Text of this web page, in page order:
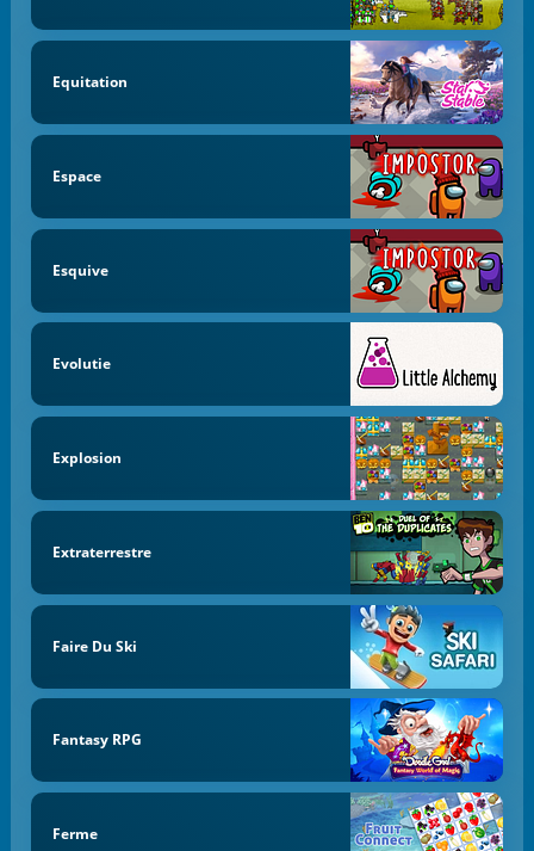
Equitation
Espace
Esquive
Evolutie
Explosion
Extraterrestre
Faire Du Ski
Fantasy RPG
Ferme